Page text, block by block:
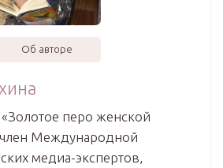
Об авторе
перо женской
член Международной
медиа-экспертов,